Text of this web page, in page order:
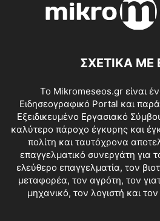
ΣΧΕΤΙΚΑ ΜΕ
Το Mikromeseos.gr είναι
Ειδησεογραφικό Portal και
Εξειδικευμένο Εργασιακό
καλύτερο πάροχο έγκυρης και
πολίτη και ταυτόχρονα
επαγγελματικό συνεργάτη για
ελεύθερο επαγγελματία, τον
μεταφορέα, τον αγρότη, τον
μηχανικό, τον λογιστή και